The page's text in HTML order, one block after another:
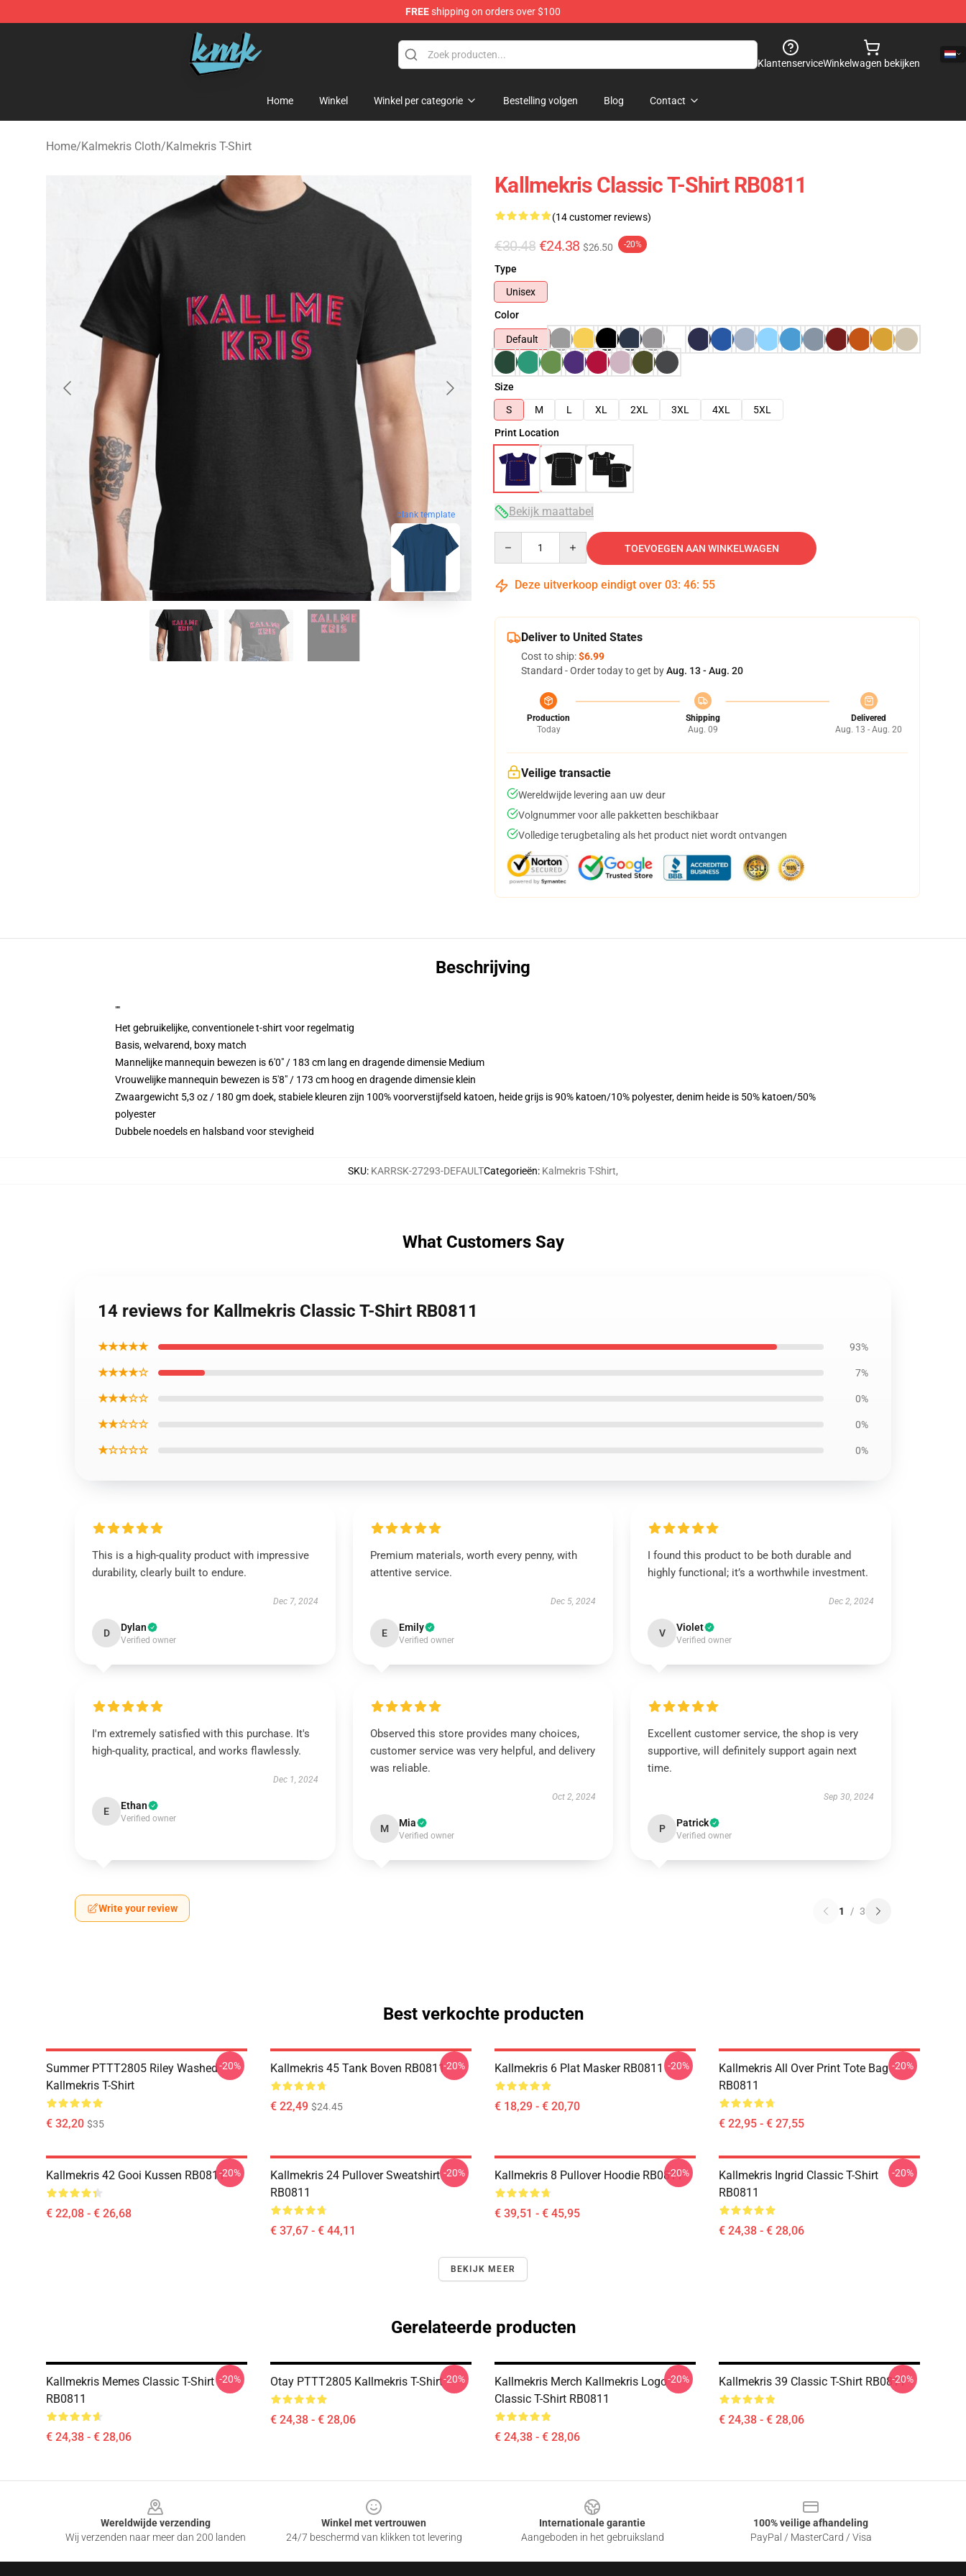
FREEshipping on orders over $100
KallMeKris Store - Official KallMeKris Merchandise Shop
KlantenserviceWinkelwagen bekijken
Home Winkel Winkel per categorie Bestelling volgen Blog Contact
Home/Kalmekris Cloth/Kalmekris T-Shirt
blank template
Kallmekris Classic T-Shirt RB0811
(14 customer reviews)
€30.48 €24.38 $26.50 -20%
Type
Unisex
Color
Default
Size
S
M L XL 2XL 3XL 4XL
5XL
Print Location
Bekijk maattabel
TOEVOEGEN AAN WINKELWAGEN
Deze uitverkoop eindigt over 03: 46: 54
Deliver to United States
Cost to ship:$6.99
Standard - Order today to get byAug. 13 - Aug. 20
Production
Today
Shipping
Aug. 09
Delivered
Aug. 13 - Aug. 20
Veilige transactie
Wereldwijde levering aan uw deur
Volgnummer voor alle pakketten beschikbaar
Volledige terugbetaling als het product niet wordt ontvangen
Beschrijving
""
Het gebruikelijke, conventionele t-shirt voor regelmatig
Basis, welvarend, boxy match
Mannelijke mannequin bewezen is 6'0" / 183 cm lang en dragende dimensie Medium
Vrouwelijke mannequin bewezen is 5'8" / 173 cm hoog en dragende dimensie klein
Zwaargewicht 5,3 oz / 180 gm doek, stabiele kleuren zijn 100% voorverstijfseld katoen, heide grijs is 90% katoen/10% polyester, denim heide is 50% katoen/50%
polyester
Dubbele noedels en halsband voor stevigheid
SKU: KARRSK-27293-DEFAULTCategorieën: Kalmekris T-Shirt,
What Customers Say
14 reviews for Kallmekris Classic T-Shirt RB0811
★★★★★ 93%
★★★★☆ 7%
★★★☆☆ 0%
★★☆☆☆ 0%
★☆☆☆☆ 0%
This is a high-quality product with impressive
durability, clearly built to endure.
Dec 7, 2024
D Dylan
Verified owner
Premium materials, worth every penny, with
attentive service.
Dec 5, 2024
E Emily
Verified owner
I found this product to be both durable and
highly functional; it’s a worthwhile investment.
Dec 2, 2024
V Violet
Verified owner
I'm extremely satisfied with this purchase. It's
high-quality, practical, and works flawlessly.
Dec 1, 2024
E Ethan
Verified owner
Observed this store provides many choices,
customer service was very helpful, and delivery
was reliable.
Oct 2, 2024
M Mia
Verified owner
Excellent customer service, the shop is very
supportive, will definitely support again next
time.
Sep 30, 2024
P Patrick
Verified owner
Write your review 1 / 3
Best verkochte producten
Summer PTTT2805 Riley Washed
Kallmekris T-Shirt
€ 32,20 $35
-20% Kallmekris 45 Tank Boven RB0811
€ 22,49 $24.45
-20% Kallmekris 6 Plat Masker RB0811
€ 18,29 - € 20,70
-20%
Kallmekris All Over Print Tote Bag
RB0811
€ 22,95 - € 27,55
-20%
Kallmekris 42 Gooi Kussen RB0811
€ 22,08 - € 26,68
-20%
Kallmekris 24 Pullover Sweatshirt
RB0811
€ 37,67 - € 44,11
-20% Kallmekris 8 Pullover Hoodie RB0811
€ 39,51 - € 45,95
-20%
Kallmekris Ingrid Classic T-Shirt
RB0811
€ 24,38 - € 28,06
-20%
BEKIJK MEER
Gerelateerde producten
Kallmekris Memes Classic T-Shirt
RB0811
€ 24,38 - € 28,06
-20% Otay PTTT2805 Kallmekris T-Shirt
€ 24,38 - € 28,06
-20%
Kallmekris Merch Kallmekris Logo
Classic T-Shirt RB0811
€ 24,38 - € 28,06
-20% Kallmekris 39 Classic T-Shirt RB0811
€ 24,38 - € 28,06
-20%
Wereldwijde verzending
Wij verzenden naar meer dan 200 landen
Winkel met vertrouwen
24/7 beschermd van klikken tot levering
Internationale garantie
Aangeboden in het gebruiksland
100% veilige afhandeling
PayPal / MasterCard / Visa